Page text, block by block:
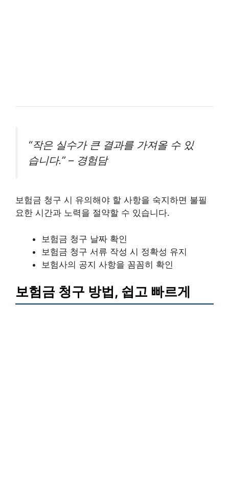
“작은 실수가 큰 결과를 가져올 수 있
습니다.” – 경험담
보험금 청구 시 유의해야 할 사항을 숙지하면 불필
요한 시간과 노력을 절약할 수 있습니다.
보험금 청구 날짜 확인
보험금 청구 서류 작성 시 정확성 유지
보험사의 공지 사항을 꼼꼼히 확인
보험금 청구 방법, 쉽고 빠르게